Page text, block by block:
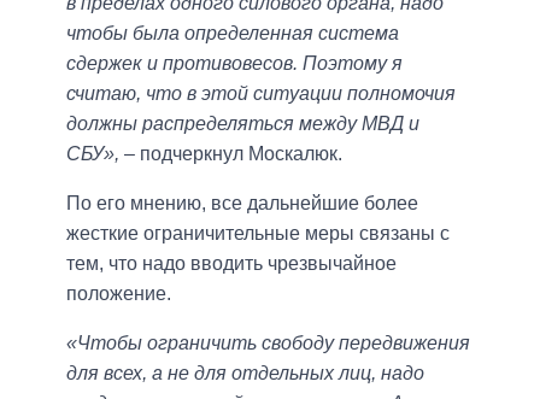
чтобы была определенная система
сдержек и противовесов. Поэтому я
считаю, что в этой ситуации полномочия
должны распределяться между МВД и
СБУ», – подчеркнул Москалюк.
По его мнению, все дальнейшие более
жесткие ограничительные меры связаны с
тем, что надо вводить чрезвычайное
положение.
«Чтобы ограничить свободу передвижения
для всех, а не для отдельных лиц, надо